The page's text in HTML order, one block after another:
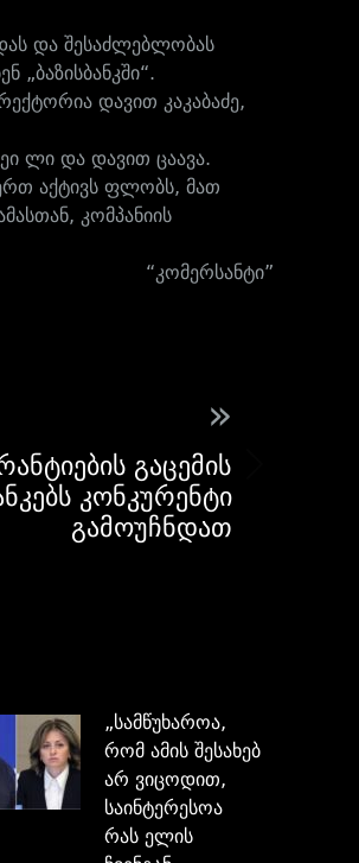
და შესაძლებლობას
„ბაზისბანკში“.
დავით კაკაბაძე,
ლი და დავით ცაავა.
აქტივს ფლობს, მათ
კომპანიის
“კომერსანტი”
»
გაცემის
კონკურენტი
გამოუჩნდათ
„სამწუხაროა,
რომ ამის შესახებ
არ ვიცოდით,
საინტერესოა
რას ელის